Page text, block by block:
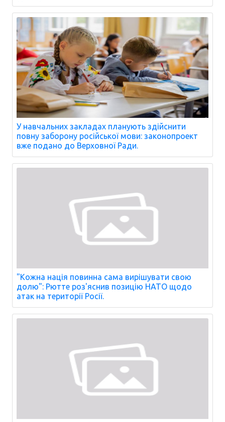
У навчальних закладах планують здійснити
повну заборону російської мови: законопроект
вже подано до Верховної Ради.
"Кожна нація повинна сама вирішувати свою
долю": Рютте роз'яснив позицію НАТО щодо
атак на території Росії.